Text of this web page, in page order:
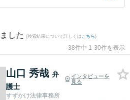
した (検索結果について詳しくは こちら)
38件中 1-30件を表示
山口 秀哉 弁
護士
インタビューを
見る
すずかけ法律事務所